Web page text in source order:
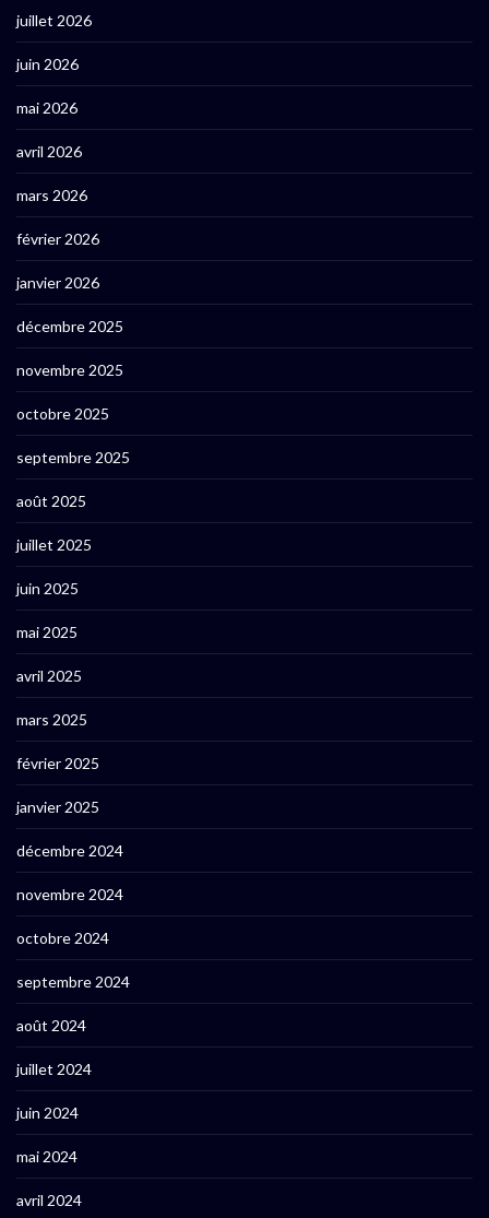
juillet 2026
juin 2026
mai 2026
avril 2026
mars 2026
février 2026
janvier 2026
décembre 2025
novembre 2025
octobre 2025
septembre 2025
août 2025
juillet 2025
juin 2025
mai 2025
avril 2025
mars 2025
février 2025
janvier 2025
décembre 2024
novembre 2024
octobre 2024
septembre 2024
août 2024
juillet 2024
juin 2024
mai 2024
avril 2024